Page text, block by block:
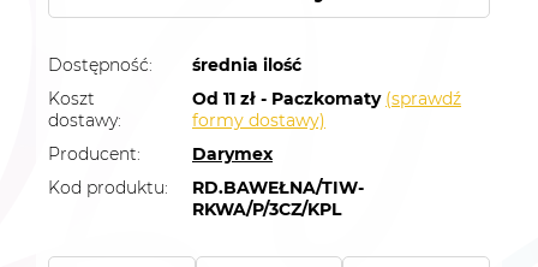
Dostępność:
średnia ilość
Koszt
dostawy:
Od 11 zł - Paczkomaty (sprawdź
formy dostawy)
Producent:
Darymex
Kod produktu:
RD.BAWEŁNA/TIW-
RKWA/P/3CZ/KPL